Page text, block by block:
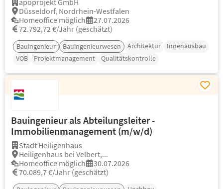
apoprojekt GmbH
Düsseldorf, Nordrhein-Westfalen
Homeoffice möglich
27.07.2026
72.792,72 €/Jahr (geschätzt)
Bauingenieur Bauingenieurwesen Architektur
Innenausbau
VOB
Projektmanagement Qualitätskontrolle
Bauingenieur als Abteilungsleiter -
Immobilienmanagement (m/w/d)
Stadt Heiligenhaus
Heiligenhaus bei Velbert,...
Homeoffice möglich
30.07.2026
70.089,7 €/Jahr (geschätzt)